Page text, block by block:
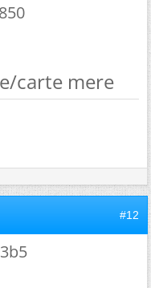
carte mere
#12